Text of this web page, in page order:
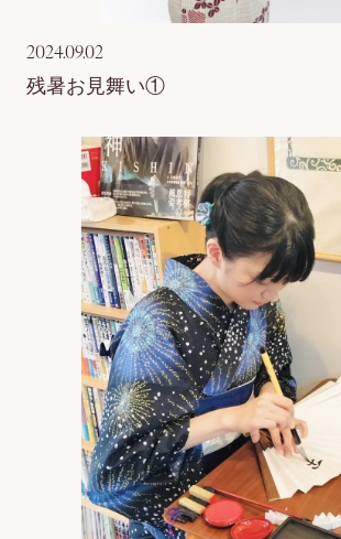
会員登録
2024.09.02
残暑お見舞い①